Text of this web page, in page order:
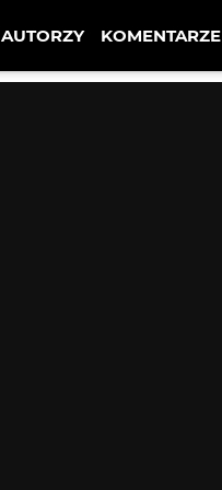
AUTORZY KOMENTARZE